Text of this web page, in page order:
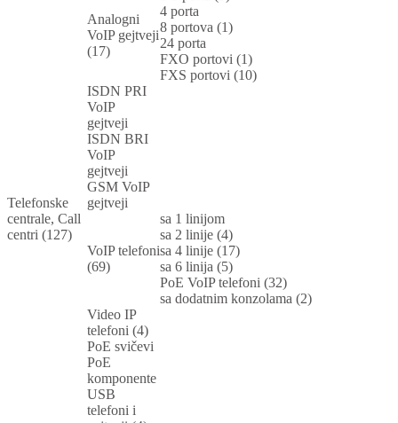
Telefonske
centrale, Call
centri (127)
Analogni
VoIP gejtveji
(17)
4 porta
8 portova (1)
24 porta
FXO portovi (1)
FXS portovi (10)
ISDN PRI
VoIP
gejtveji
ISDN BRI
VoIP
gejtveji
GSM VoIP
gejtveji
VoIP telefoni
(69)
sa 1 linijom
sa 2 linije (4)
sa 4 linije (17)
sa 6 linija (5)
PoE VoIP telefoni (32)
sa dodatnim konzolama (2)
Video IP
telefoni (4)
PoE svičevi
PoE
komponente
USB
telefoni i